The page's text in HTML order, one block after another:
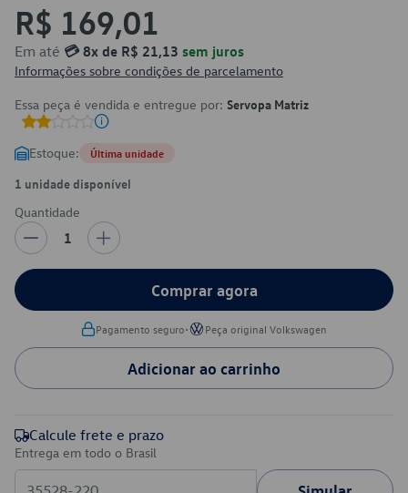
R$ 169,01
Em até 💳 8x de R$ 21,13 sem juros
Informações sobre condições de parcelamento
Essa peça é vendida e entregue por: Servopa Matriz
Estoque: Última unidade
1 unidade disponível
Quantidade
1
Comprar agora
Pagamento seguro• Peça original Volkswagen
Adicionar ao carrinho
Calcule frete e prazo
Entrega em todo o Brasil